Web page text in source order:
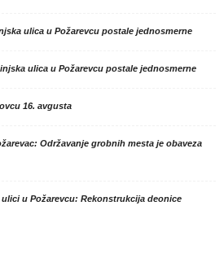
ulica u Požarevcu postale jednosmerne
ulica u Požarevcu postale jednosmerne
16. avgusta
Održavanje grobnih mesta je obaveza
u Požarevcu: Rekonstrukcija deonice